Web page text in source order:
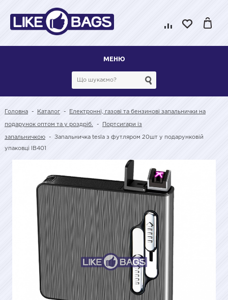
МЕНЮ
Головна - Каталог - Електронні, газові та бензинові запальнички на
подарунок оптом та у роздріб. - Портсигари із
запальничкою - Запальничка tesla з футляром 20шт у подарунковій
упаковці lB401